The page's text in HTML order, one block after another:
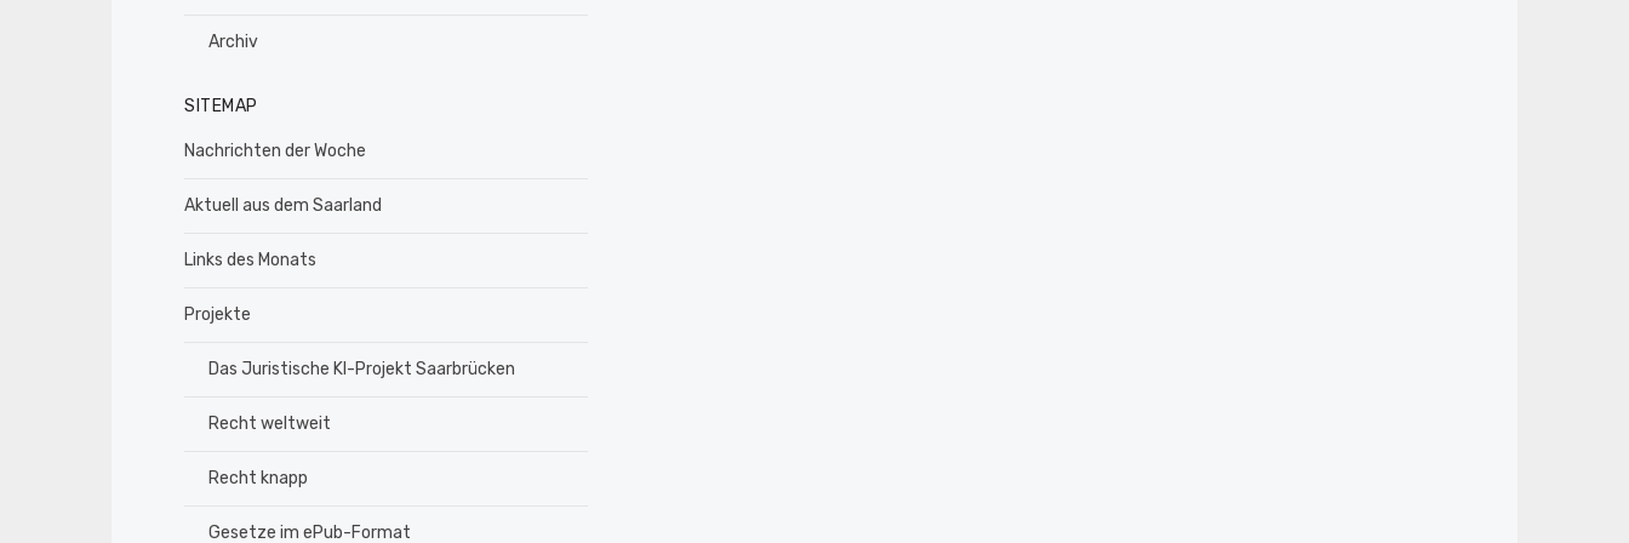
Archiv
SITEMAP
Nachrichten der Woche
Aktuell aus dem Saarland
Links des Monats
Projekte
Das Juristische KI-Projekt Saarbrücken
Recht weltweit
Recht knapp
Gesetze im ePub-Format